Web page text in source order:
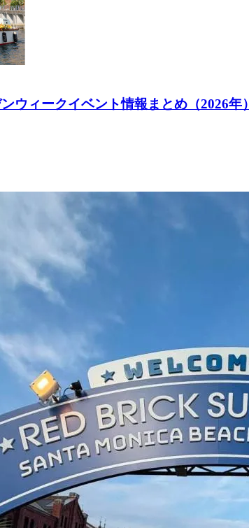
ィークイベント情報まとめ（2026年）